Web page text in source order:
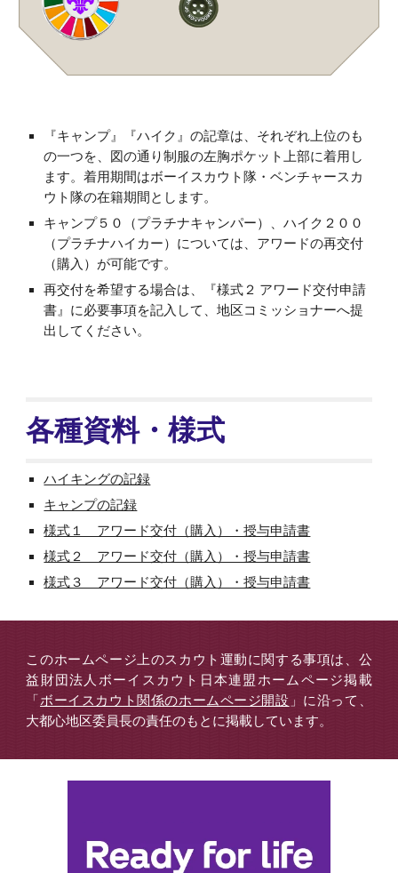
『キャンプ』『ハイク』の記章は、それぞれ上位のも
の一つを、図の通り制服の左胸ポケット上部に着用し
ます。着用期間はボーイスカウト隊・ベンチャースカ
ウト隊の在籍期間とします。
キャンプ５０（プラチナキャンパー）、ハイク２００
（プラチナハイカー）については、アワードの再交付
（購入）が可能です。
再交付を希望する場合は、『様式２ アワード交付申請
書』に必要事項を記入して、地区コミッショナーへ提
出してください。
各種資料・様式
ハイキングの記録
キャンプの記録
様式１ アワード交付（購入）・授与申請書
様式２ アワード交付（購入）・授与申請書
様式３ アワード交付（購入）・授与申請書
このホームページ上のスカウト運動に関する事項は、公
益財団法人ボーイスカウト日本連盟ホームページ掲載
「ボーイスカウト関係のホームページ開設 」に沿って、
大都心地区委員長の責任のもとに掲載しています。